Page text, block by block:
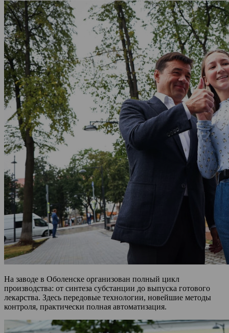
На заводе в Оболенске организован полный цикл
производства: от синтеза субстанции до выпуска готового
лекарства. Здесь передовые технологии, новейшие методы
контроля, практически полная автоматизация.